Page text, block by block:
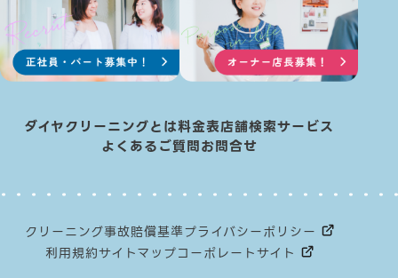
ダイヤクリーニングとは料金表店舗検索サービス
よくあるご質問お問合せ
クリーニング事故賠償基準プライバシーポリシー
利用規約サイトマップコーポレートサイト